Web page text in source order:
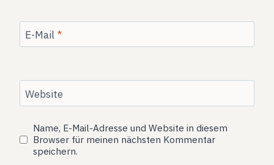
E-Mail *
Website
Name, E-Mail-Adresse und Website in diesem
Browser für meinen nächsten Kommentar
speichern.